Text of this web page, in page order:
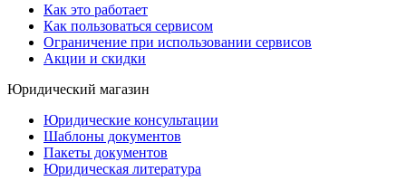
Как это работает
Как пользоваться сервисом
Ограничение при использовании сервисов
Акции и скидки
Юридический магазин
Юридические консультации
Шаблоны документов
Пакеты документов
Юридическая литература